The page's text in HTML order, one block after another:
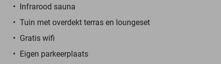
Infrarood sauna
Tuin met overdekt terras en loungeset
Gratis wifi
Eigen parkeerplaats